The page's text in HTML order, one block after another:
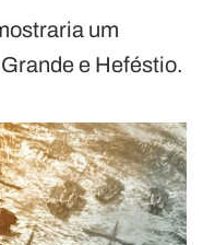
um
e Heféstio.